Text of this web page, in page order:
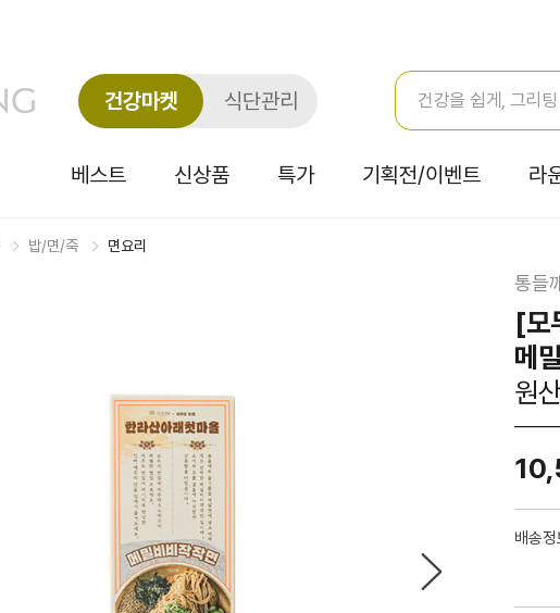
건강마켓 식단관리
베스트 신상품 특가 기획전/이벤트 라
밥/면/죽 면요리
통들
[모
메
원
배송정